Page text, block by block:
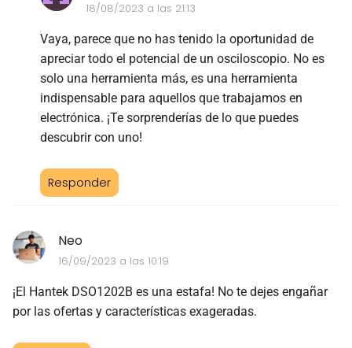
18/08/2023 a las 21:13
Vaya, parece que no has tenido la oportunidad de
apreciar todo el potencial de un osciloscopio. No es
solo una herramienta más, es una herramienta
indispensable para aquellos que trabajamos en
electrónica. ¡Te sorprenderías de lo que puedes
descubrir con uno!
Responder
Neo
16/09/2023 a las 10:19
¡El Hantek DSO1202B es una estafa! No te dejes engañar
por las ofertas y características exageradas.